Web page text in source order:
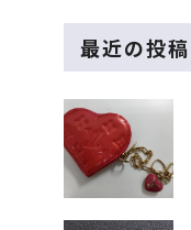
最近の投稿